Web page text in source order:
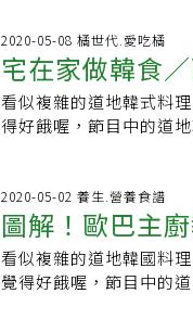
拿不走的。」魏均珩在
望大家未來可以持續關
害，未來如果要超過他
猶榮的精神。2020東京
最後不放棄！」——鄭怡
壓力。鄭怡靜在粉絲專
靠自己和林昀儒的努力
殊榮的最大功臣。而她
棄！」雖然在今天早上
有不服輸精神和意志的
兩天回升，9日共新增
約78%都集中於首都圈
外出移動數量增加，首
給一人以上。
通部觀光局觀光統計資
120萬人次。觀光局原看
炎，國際旅遊停滯，各
關於台灣觀光的宣傳活
（Pfizer）、嬌生集團
（Janssen）預計12月
韓國政府透過COVID-
預計取得足供4400萬人
美國總統川普之前簽署
討論疫苗接種詳細計畫
至於韓國國內開發疫苗
能要2021年底或2022年
2020-05-08 橘世代.愛吃橘
宅在家做韓食
醬麵、糖餅
看似複雜的道地韓式料
得好餓喔，節目中的道
韓式調味料、常用食材
的烹調祕訣，重現韓流
韓劇內常見的「韓式炸
們還特別問哪裡有外送
醬麵在韓國很習以為常
2020-05-02 養生.營養食譜
圖解！歐巴主
醬麵、糖餅
看似複雜的道地韓國料
覺得好餓喔，節目中的